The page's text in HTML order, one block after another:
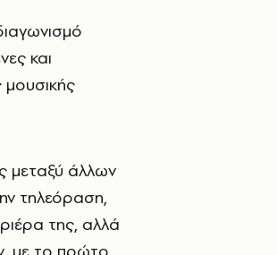
και
μουσικής
μεταξύ άλλων
τηλεόραση,
της, αλλά